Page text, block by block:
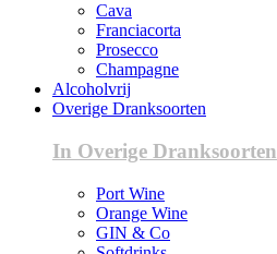
Cava
Franciacorta
Prosecco
Champagne
Alcoholvrij
Overige Dranksoorten
In Overige Dranksoorten
Port Wine
Orange Wine
GIN & Co